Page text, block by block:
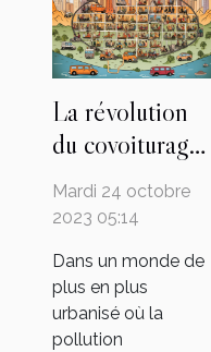
La révolution
du covoiturage:
une solution
urbaine?
Mardi 24 octobre
2023 05:14
Dans un monde de
plus en plus
urbanisé où la
pollution